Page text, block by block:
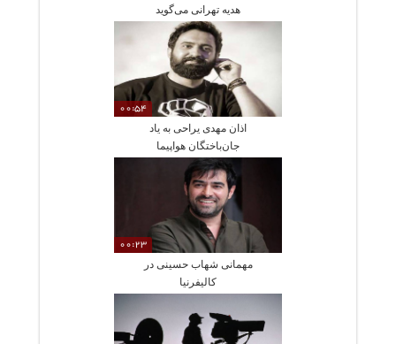
هدیه تهرانی می‌گوید
00:54
اذان مهدی یراحی به یاد
جان‌باختگان هواپیما
00:23
مهمانی شهاب حسینی در
کالیفرنیا